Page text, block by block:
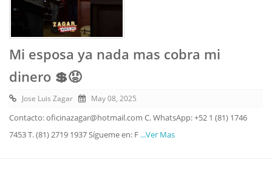
Mi esposa ya nada mas cobra mi
dinero 💲😡
Jose Luis Zagar May 08, 2025
Contacto: oficinazagar@hotmail.com C. WhatsApp: +52 1 (81) 1746
7453 T. (81) 2719 1937 Sígueme en: F ...Ver Mas